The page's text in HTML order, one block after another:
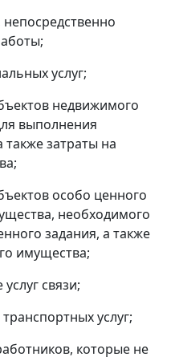
услуг;
недвижимого
выполнения
также затраты на
особо ценного
необходимого
задания, а также
имущества;
связи;
услуг;
которые не